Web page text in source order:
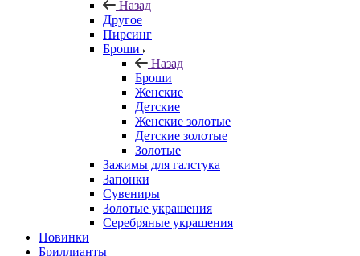
Назад
Другое
Пирсинг
Броши
Назад
Броши
Женские
Детские
Женские золотые
Детские золотые
Золотые
Зажимы для галстука
Запонки
Сувениры
Золотые украшения
Серебряные украшения
Новинки
Бриллианты